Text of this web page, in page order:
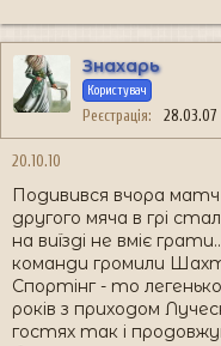
Знахарь
Користувач
Реєстрація 28.03.07
20.10.10
Подивився вчора
другого мяча в грі
на виїзді не вміє
команди громили
Спортінг - то
років з приходом
гостях так і